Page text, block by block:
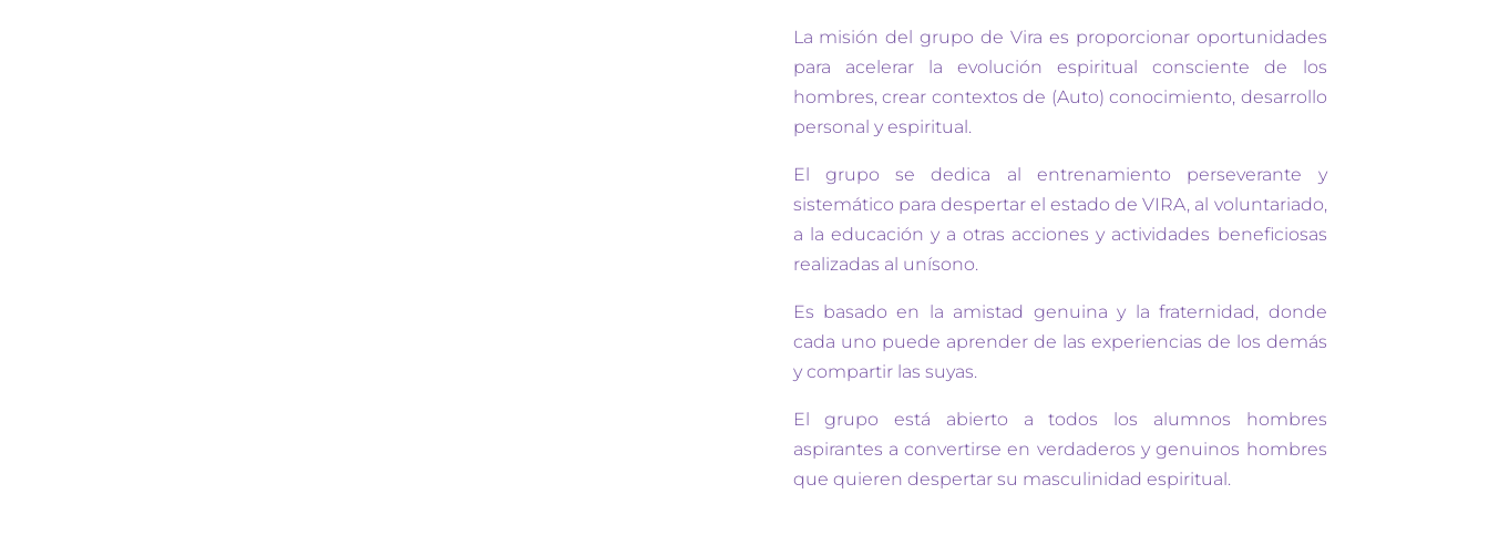
La misión del grupo de Vira es proporcionar oportunidades
para acelerar la evolución espiritual consciente de los
hombres, crear contextos de (Auto) conocimiento, desarrollo
personal y espiritual.
El grupo se dedica al entrenamiento perseverante y
sistemático para despertar el estado de VIRA, al voluntariado,
a la educación y a otras acciones y actividades beneficiosas
realizadas al unísono.
Es basado en la amistad genuina y la fraternidad, donde
cada uno puede aprender de las experiencias de los demás
y compartir las suyas.
El grupo está abierto a todos los alumnos hombres
aspirantes a convertirse en verdaderos y genuinos hombres
que quieren despertar su masculinidad espiritual.